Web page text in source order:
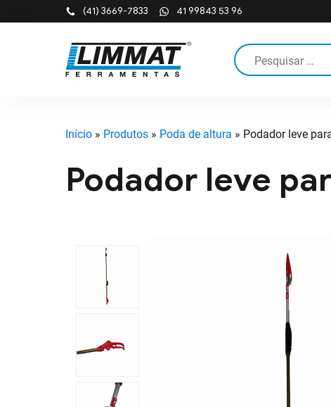
(41) 3669-7833 41 99843 53 96
Pesquisar
por:
Coldres para
Equip. Pneumática
Início » Produtos » Poda de altura » Podador leve
Podador leve